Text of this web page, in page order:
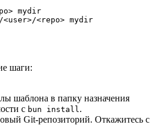
o> mydir
<use r>/<repo> mydir
шаги:
шаблона в папку назначения
с bun install.
Git-репозиторий. Откажитесь с